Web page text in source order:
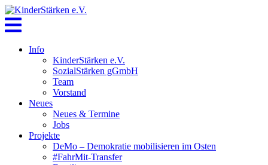
Skip
to
content
Info
KinderStärken e.V.
SozialStärken gGmbH
Team
Vorstand
Neues
Neues & Termine
Jobs
Projekte
DeMo – Demokratie mobilisieren im Osten
#FahrMit-Transfer